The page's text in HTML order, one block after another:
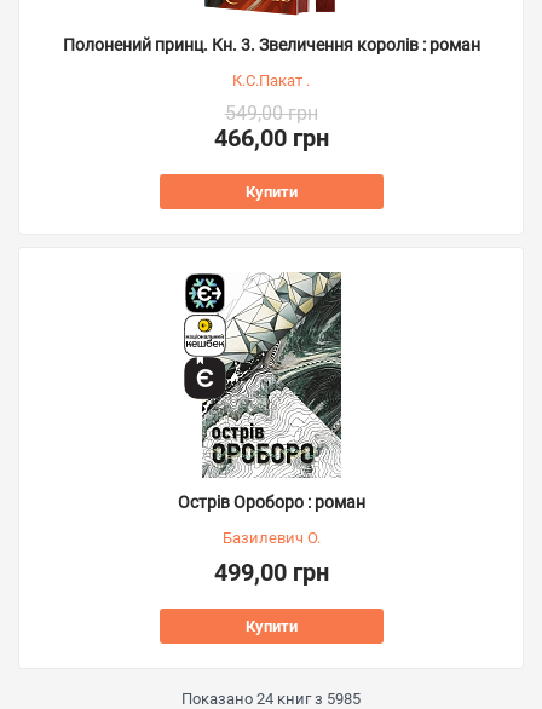
Полонений принц. Кн. 3. Звеличення королів : роман
К.С.Пакат .
549,00 грн
466,00 грн
Купити
Острів Ороборо : роман
Базилевич О.
499,00 грн
Купити
Показано 24 книг з 5985